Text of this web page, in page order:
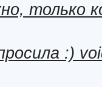
только
:)